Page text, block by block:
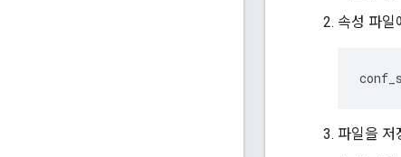
속성 파일
파일을 저